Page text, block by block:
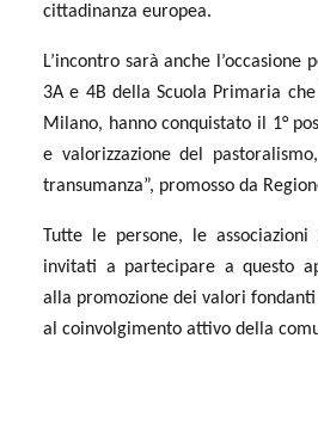
cittadinanza europea.
L’incontro sarà anche l’occasione
3A e 4B della Scuola Primaria
Milano, hanno conquistato il 1°
e valorizzazione del
transumanza”, promosso da
Tutte le persone, le
invitati a partecipare a questo
alla promozione dei valori fondanti
al coinvolgimento attivo della